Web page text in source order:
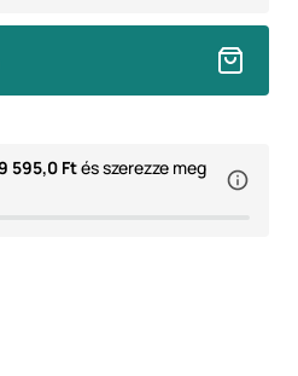
595,0 Ftés szerezze meg